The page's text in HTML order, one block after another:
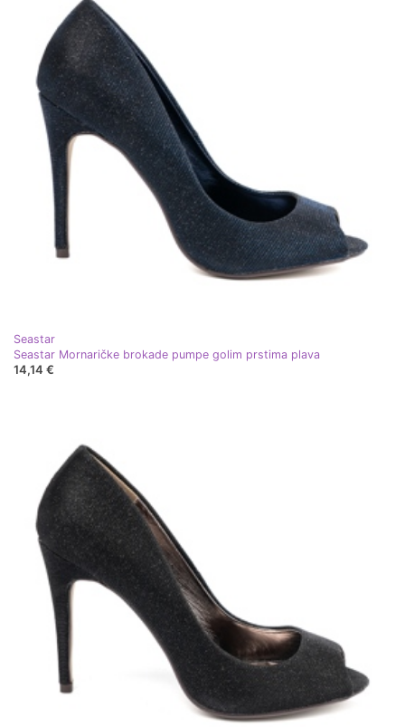
Seastar
Seastar Mornaričke brokade pumpe golim prstima plava
14,14 €